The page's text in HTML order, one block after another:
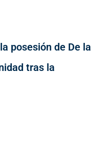
posesión de De la
tras la